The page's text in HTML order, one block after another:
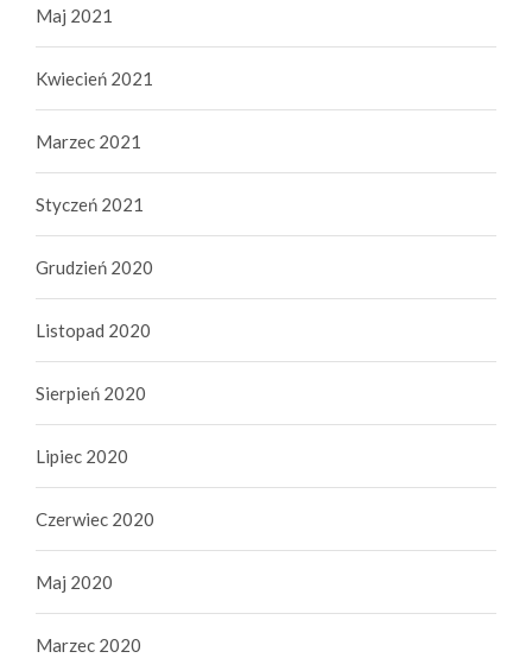
Maj 2021
Kwiecień 2021
Marzec 2021
Styczeń 2021
Grudzień 2020
Listopad 2020
Sierpień 2020
Lipiec 2020
Czerwiec 2020
Maj 2020
Marzec 2020